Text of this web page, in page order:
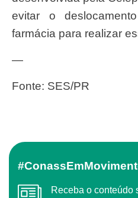
evitar o
farmácia para realizar
—
Fonte: SES/PR
Receba o conteúdo semanal do Conass com